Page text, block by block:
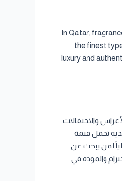
In Qatar,
the finest
luxury and
والاحتفالات.
هدية تحمل قيمة
لمن يبحث عن
والمودة في